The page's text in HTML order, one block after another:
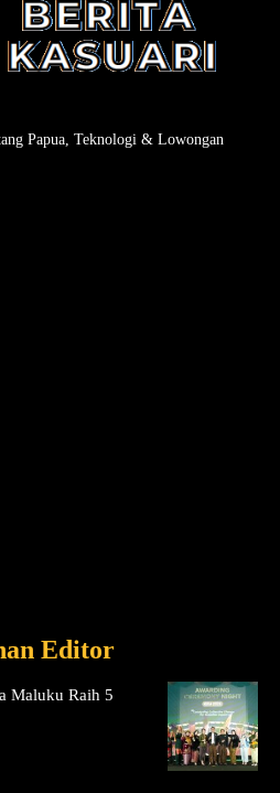
Papua, Teknologi & Lowongan
Editor
Maluku Raih 5